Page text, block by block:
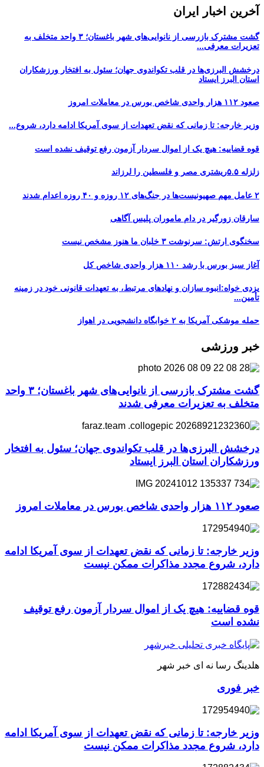
آخرین اخبار ایران
گشت مشترک بازرسی از نانوایی‌های شهر باغستان؛ ۳ واحد متخلف به
تعزیرات معرفی...
درخشش البرزی‌ها در قلب تکواندوی جهان؛ سئول به افتخار ورزشکاران
استان البرز ایستاد
صعود ۱۱۲ هزار واحدی شاخص بورس در معاملات امروز
وزیر خارجه: تا زمانی که نقض تعهدات از سوی آمریکا ادامه دارد، شروع...
قوه قضاییه: هیچ یک از اموال سردار آزمون رفع توقیف نشده است
زلزله ۵.۵ریشتری مصر و فلسطین را لرزاند
۲ عامل مهم صهیونیست‌ها در جنگ‌های ۱۲ روزه و ۴۰ روزه اعدام شدند
سارقان زورگیر در دام ماموران پلیس آگاهی
سخنگوی ارتش: سرنوشت ۳ خلبان ما هنوز مشخص نیست
آغاز سبز بورس با رشد ۱۱۰ هزار واحدی شاخص کل
یزدی خواه:انبوه سازان و نهادهای مرتبط، به تعهدات قانونی خود در زمینه
تأمین...
حمله موشکی آمریکا به ۲ خوابگاه دانشجویی در اهواز
خبر ورزشی
گشت مشترک بازرسی از نانوایی‌های شهر باغستان؛ ۳ واحد
متخلف به تعزیرات معرفی شدند
درخشش البرزی‌ها در قلب تکواندوی جهان؛ سئول به افتخار
ورزشکاران استان البرز ایستاد
صعود ۱۱۲ هزار واحدی شاخص بورس در معاملات امروز
وزیر خارجه: تا زمانی که نقض تعهدات از سوی آمریکا ادامه
دارد، شروع مجدد مذاکرات ممکن نیست
قوه قضاییه: هیچ یک از اموال سردار آزمون رفع توقیف
نشده است
هلدینگ رسا نه ای خبر شهر
خبر فوری
وزیر خارجه: تا زمانی که نقض تعهدات از سوی آمریکا ادامه
دارد، شروع مجدد مذاکرات ممکن نیست